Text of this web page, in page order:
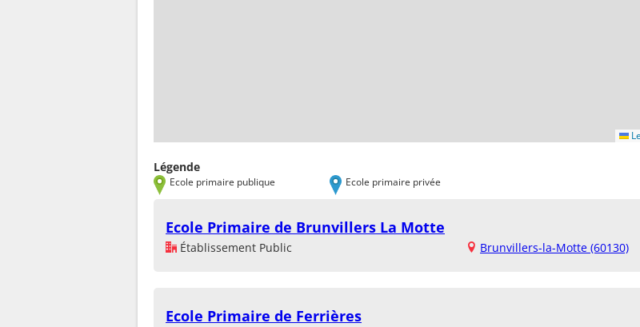
Légende
Ecole primaire publique Ecole primaire privée
Ecole Primaire de Brunvillers La Motte
Établissement Public Brunvillers-la-Motte (60130)
Ecole Primaire de Ferrières